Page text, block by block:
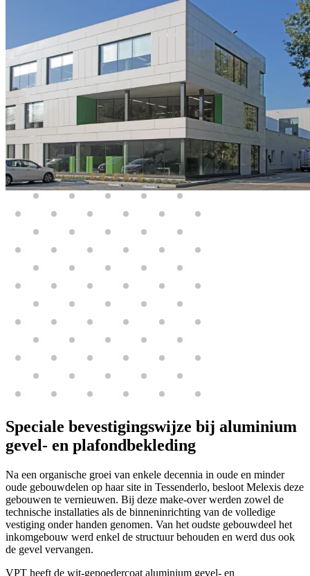
Speciale bevestigingswijze bij aluminium
gevel- en plafondbekleding
Na een organische groei van enkele decennia in oude en minder
oude gebouwdelen op haar site in Tessenderlo, besloot Melexis deze
gebouwen te vernieuwen. Bij deze make-over werden zowel de
technische installaties als de binneninrichting van de volledige
vestiging onder handen genomen. Van het oudste gebouwdeel het
inkomgebouw werd enkel de structuur behouden en werd dus ook
de gevel vervangen.
VPT heeft de wit-gepoedercoat aluminium gevel- en